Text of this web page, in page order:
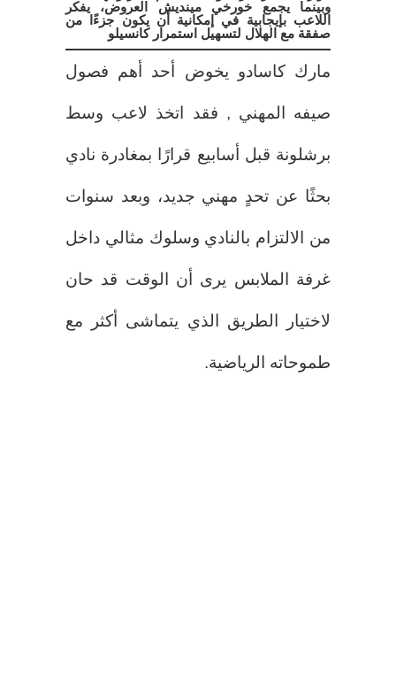
وبينما يجمع خورخي مينديش العروض، يفكر
اللاعب بإيجابية في إمكانية أن يكون جزءًا من
صفقة مع الهلال لتسهيل استمرار كانسيلو
مارك كاسادو يخوض أحد أهم فصول
صيفه المهني , فقد اتخذ لاعب وسط
برشلونة قبل أسابيع قرارًا بمغادرة نادي
بحثًا عن تحدٍ مهني جديد، وبعد سنوات
من الالتزام بالنادي وسلوك مثالي داخل
غرفة الملابس يرى أن الوقت قد حان
لاختيار الطريق الذي يتماشى أكثر مع
طموحاته الرياضية.